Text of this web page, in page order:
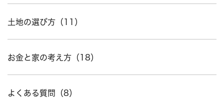
土地の選び方（11）
お金と家の考え方（18）
よくある質問（8）